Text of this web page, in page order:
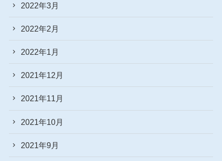
2022年3月
2022年2月
2022年1月
2021年12月
2021年11月
2021年10月
2021年9月